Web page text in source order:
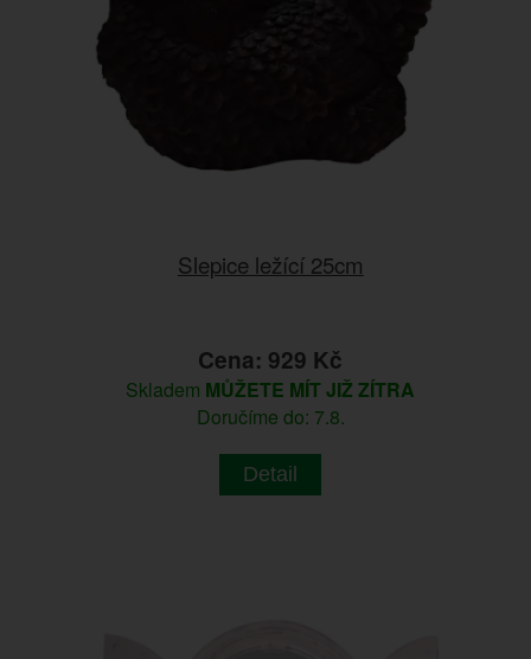
Slepice ležící 25cm
Cena: 929 Kč
Skladem MŮŽETE MÍT JIŽ ZÍTRA
Doručíme do: 7.8.
Detail